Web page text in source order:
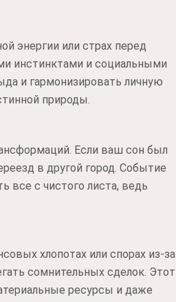
энергии или страх перед
инстинктами и социальными
и гармонизировать личную
природы.
Если ваш сон был
в другой город. Событие
все с чистого листа, ведь
хлопотах или спорах из-за
сомнительных сделок. Этот
ресурсы и даже